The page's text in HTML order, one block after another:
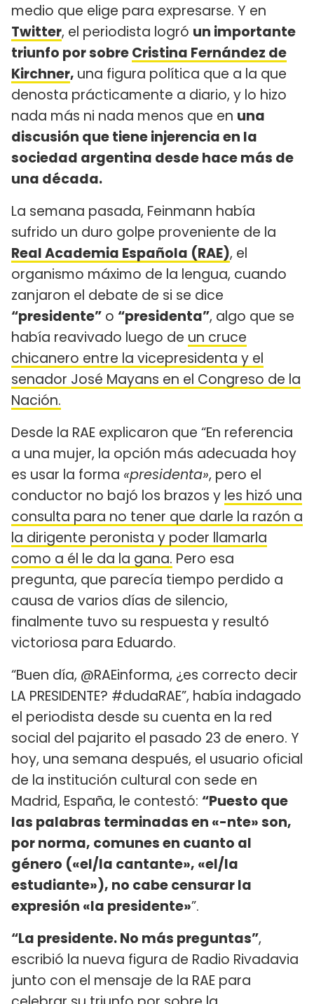
medio que elige para expresarse. Y en
Twitter, el periodista logró un importante
triunfo por sobreCristina Fernández de
Kirchner, una figura política que a la que
denosta prácticamente a diario, y lo hizo
nada más ni nada menos que en una
discusión que tiene injerencia en la
sociedad argentina desde hace más de
una década.
La semana pasada, Feinmann había
sufrido un duro golpe proveniente de la
Real Academia Española (RAE), el
organismo máximo de la lengua, cuando
zanjaron el debate de si se dice
“presidente” o “presidenta”, algo que se
había reavivado luego de un cruce
chicanero entre la vicepresidenta y el
senador José Mayans en el Congreso de la
Nación.
Desde la RAE explicaron que “En referencia
a una mujer, la opción más adecuada hoy
es usar la forma «presidenta», pero el
conductor no bajó los brazos y les hizó una
consulta para no tener que darle la razón a
la dirigente peronista y poder llamarla
como a él le da la gana. Pero esa
pregunta, que parecía tiempo perdido a
causa de varios días de silencio,
finalmente tuvo su respuesta y resultó
victoriosa para Eduardo.
“Buen día, @RAEinforma, ¿es correcto decir
LA PRESIDENTE? #dudaRAE”, había indagado
el periodista desde su cuenta en la red
social del pajarito el pasado 23 de enero. Y
hoy, una semana después, el usuario oficial
de la institución cultural con sede en
Madrid, España, le contestó: “Puesto que
las palabras terminadas en «-nte» son,
por norma, comunes en cuanto al
género («el/la cantante», «el/la
estudiante»), no cabe censurar la
expresión «la presidente»”.
“La presidente. No más preguntas”,
escribió la nueva figura de Radio Rivadavia
junto con el mensaje de la RAE para